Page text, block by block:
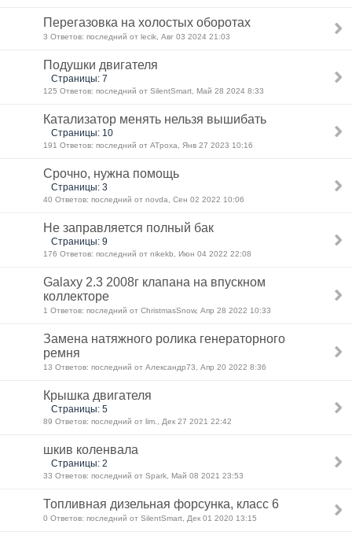
Перегазовка на холостых оборотах
3 Ответов: последний от lecik, Авг 03 2024 21:03
Подушки двигателя
Страницы: 7
125 Ответов: последний от SilentSmart, Май 28 2024 8:33
Катализатор менять нельзя вышибать
Страницы: 10
191 Ответов: последний от ATpoxa, Янв 27 2023 10:16
Срочно, нужна помощь
Страницы: 3
40 Ответов: последний от novda, Сен 02 2022 10:06
Не заправляется полный бак
Страницы: 9
176 Ответов: последний от nikekb, Июн 04 2022 22:08
Galaxy 2.3 2008г клапана на впускном
коллекторе
1 Ответов: последний от ChristmasSnow, Апр 28 2022 10:33
Замена натяжного ролика генераторного
ремня
13 Ответов: последний от Александр73, Апр 20 2022 8:36
Крышка двигателя
Страницы: 5
89 Ответов: последний от lim., Дек 27 2021 22:42
шкив коленвала
Страницы: 2
33 Ответов: последний от Spark, Май 08 2021 23:53
Топливная дизельная форсунка, класс 6
0 Ответов: последний от SilentSmart, Дек 01 2020 13:15